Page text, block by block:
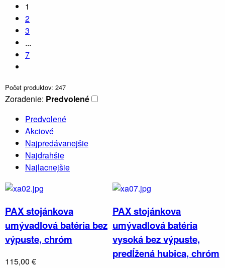
1
2
3
...
7
Počet produktov: 247
Zoradenie: Predvolené
Predvolené
Akciové
Najpredávanejšie
Najdrahšie
Najlacnejšie
PAX stojánkova
umývadlová batéria bez
výpuste, chróm
115,00 €
PAX stojánkova
umývadlová batéria
vysoká bez výpuste,
predĺžená hubica, chróm